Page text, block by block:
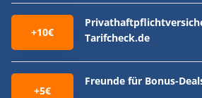
+10€
Tarifcheck.de
+5€
Freunde für Bonus-